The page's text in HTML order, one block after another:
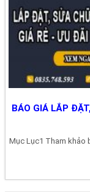
BÁO GIÁ LẮP
Mục Lục1 Tham khảo